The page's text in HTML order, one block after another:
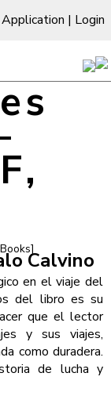
| Login
Calvino
en el viaje del
del libro es su
que el lector
y sus viajes,
como duradera.
de lucha y